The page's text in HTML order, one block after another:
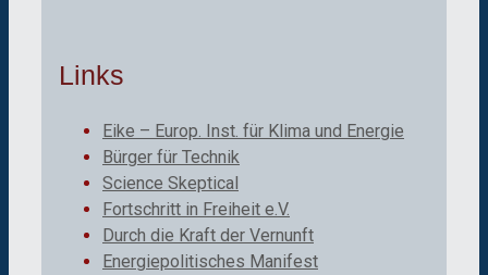
Links
Eike – Europ. Inst. für Klima und Energie
Bürger für Technik
Science Skeptical
Fortschritt in Freiheit e.V.
Durch die Kraft der Vernunft
Energiepolitisches Manifest